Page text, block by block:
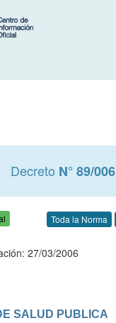
Decreto N° 89/006
Toda la Norma
27/03/2006
SALUD PUBLICA